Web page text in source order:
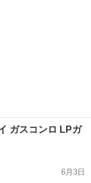
ガスコンロ LPガ
6月3日